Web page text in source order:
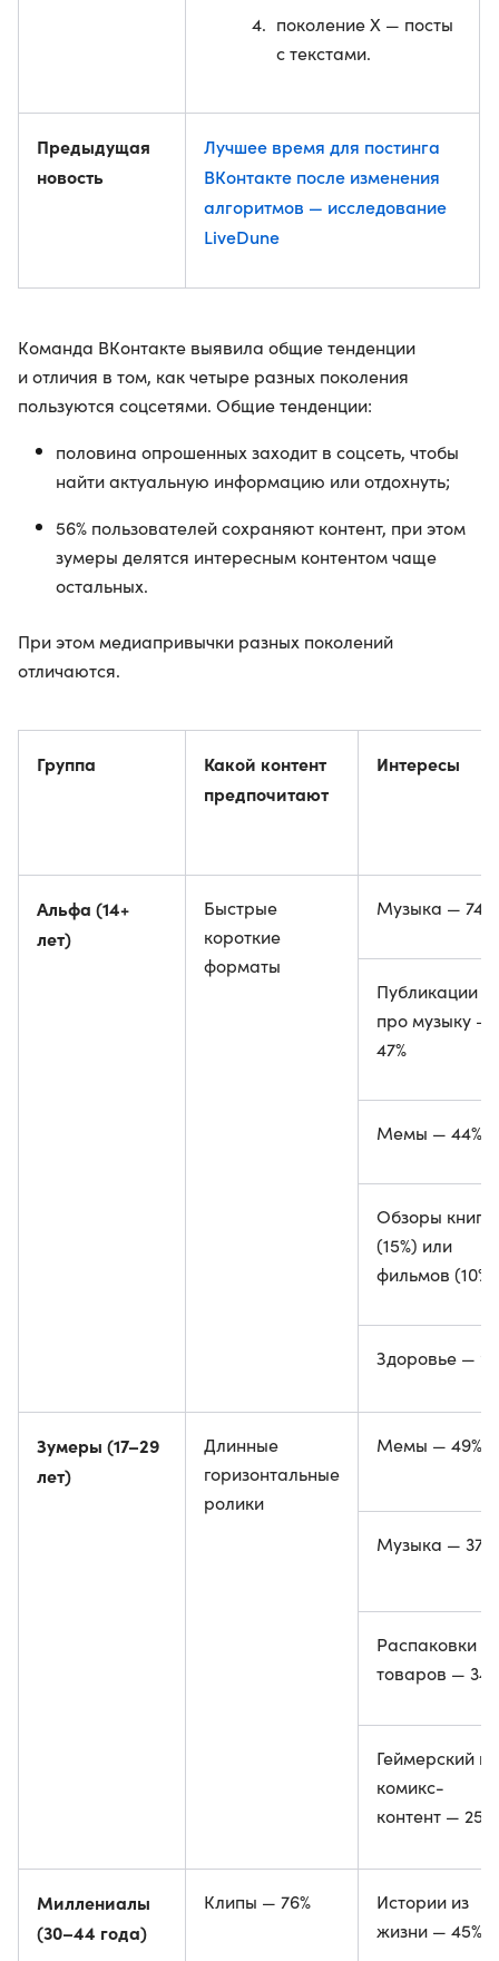
поколение X — посты
с текстами.
Предыдущая
новость
Лучшее время для постинга
ВКонтакте после изменения
алгоритмов — исследование
LiveDune
Команда ВКонтакте выявила общие тенденции
и отличия в том, как четыре разных поколения
пользуются соцсетями. Общие тенденции:
половина опрошенных заходит в соцсеть, чтобы
найти актуальную информацию или отдохнуть;
56% пользователей сохраняют контент, при этом
зумеры делятся интересным контентом чаще
остальных.
При этом медиапривычки разных поколений
отличаются.
Группа
Какой контент
предпочитают
Интересы
Альфа (14+
лет)
Быстрые
короткие
форматы
Музыка — 74%
Публикации
про музыку —
47%
Мемы — 44%
Обзоры книг
(15%) или
фильмов (10%)
Здоровье —
Зумеры (17–29
лет)
Длинные
горизонтальные
ролики
Мемы — 49%
Музыка — 37%
Распаковки
товаров — 34%
Геймерский и
комикс-
контент — 25%
Миллениалы
(30–44 года)
Клипы — 76%
Истории из
жизни — 45%